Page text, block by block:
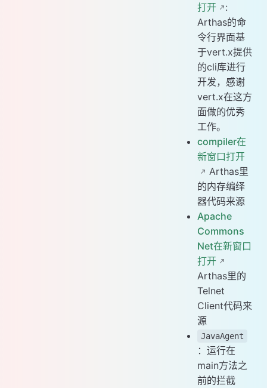
打开
:
Arthas的命
令行界面基
于vert.x提供
的cli库进行
开发，感谢
vert.x在这方
面做的优秀
工作。
compiler在
新窗口打开
Arthas里
的内存编绎
器代码来源
Apache
Commons
Net在新窗口
打开
Arthas里的
Telnet
Client代码来
源
JavaAgent
：运行在
main方法之
前的拦截